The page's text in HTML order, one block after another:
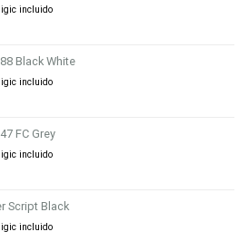
igic incluido
Black White
igic incluido
FC Grey
igic incluido
Script Black
igic incluido